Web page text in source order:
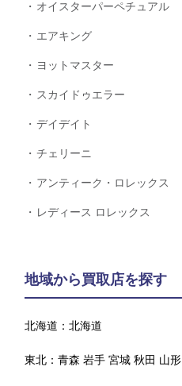
オイスターパーペチュアル
エアキング
ヨットマスター
スカイドゥエラー
デイデイト
チェリーニ
アンティーク・ロレックス
レディース ロレックス
地域から買取店を探す
北海道：北海道
東北：青森 岩手 宮城 秋田 山形